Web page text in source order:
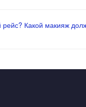
Какой макияж